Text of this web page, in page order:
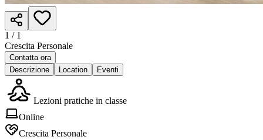
1 / 1
Crescita Personale
Contatta ora
Descrizione
Location Eventi
Lezioni pratiche in classe
Online
Crescita Personale